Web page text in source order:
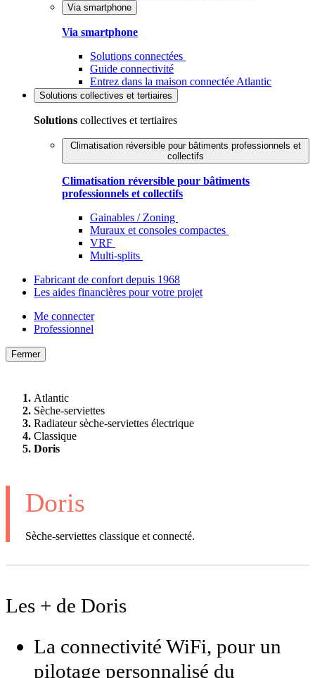
Via smartphone
Via smartphone
Solutions connectées
Guide connectivité
Entrez dans la maison connectée Atlantic
Solutions collectives et tertiaires
Solutions collectives et tertiaires
Climatisation réversible pour bâtiments professionnels et
collectifs
Climatisation réversible pour bâtiments
professionnels et collectifs
Gainables / Zoning
Muraux et consoles compactes
VRF
Multi-splits
Fabricant de confort depuis 1968
Les aides financières pour votre projet
Me connecter
Professionnel
Fermer
Atlantic
Sèche-serviettes
Radiateur sèche-serviettes électrique
Classique
Doris
Doris
Sèche-serviettes classique et connecté.
Les + de Doris
La connectivité WiFi, pour un
pilotage personnalisé du